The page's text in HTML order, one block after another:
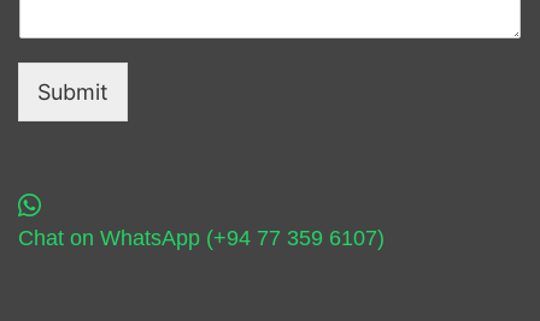
Submit
Chat on WhatsApp (+94 77 359 6107)